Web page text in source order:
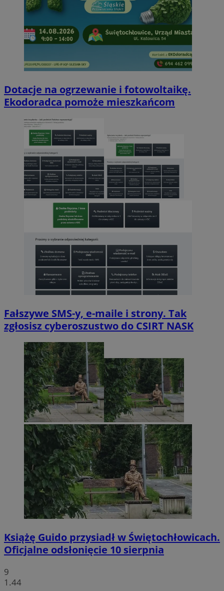
Dotacje na ogrzewanie i fotowoltaikę.
Ekodoradca pomoże mieszkańcom
Fałszywe SMS-y, e-maile i strony. Tak
zgłosisz cyberoszustwo do CSIRT NASK
Książę Guido przysiadł w Świętochłowicach.
Oficjalne odsłonięcie 10 sierpnia
9
1.44